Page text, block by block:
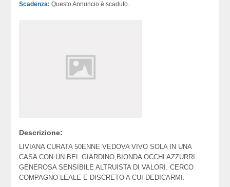
Scadenza: Questo Annuncio è scaduto.
Descrizione:
LIVIANA CURATA 50ENNE VEDOVA VIVO SOLA IN UNA
CASA CON UN BEL GIARDINO,BIONDA OCCHI AZZURRI.
GENEROSA SENSIBILE ALTRUISTA DI VALORI. CERCO
COMPAGNO LEALE E DISCRETO A CUI DEDICARMI.